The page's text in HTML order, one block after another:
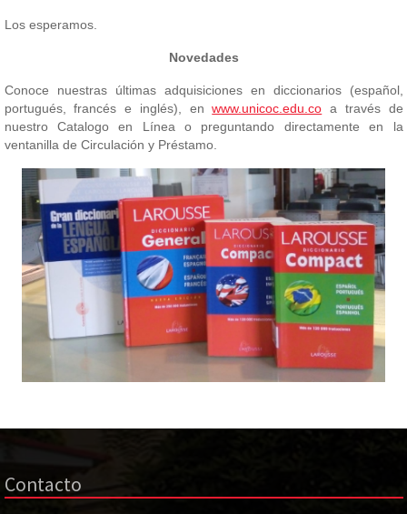
Los esperamos.
Novedades
Conoce nuestras últimas adquisiciones en diccionarios (español,
portugués, francés e inglés), enwww.unicoc.edu.co a través de
nuestro Catalogo en Línea o preguntando directamente en la
ventanilla de Circulación y Préstamo.
Contacto